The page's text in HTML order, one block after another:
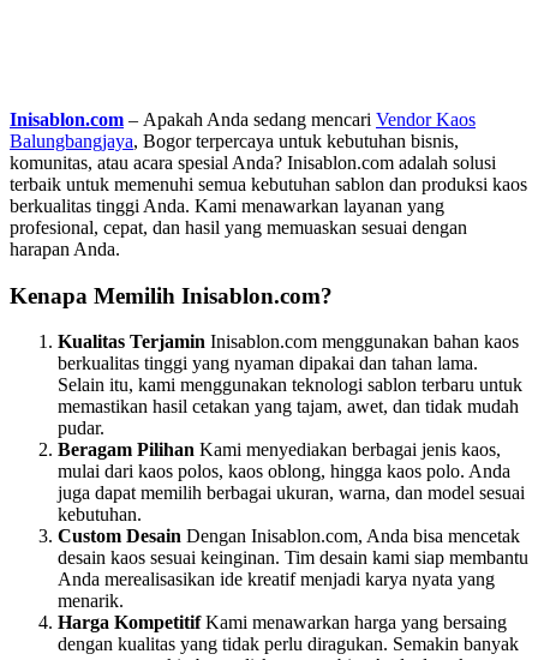
Inisablon.com – Apakah Anda sedang mencari Vendor Kaos
Balungbangjaya, Bogor terpercaya untuk kebutuhan bisnis,
komunitas, atau acara spesial Anda? Inisablon.com adalah solusi
terbaik untuk memenuhi semua kebutuhan sablon dan produksi kaos
berkualitas tinggi Anda. Kami menawarkan layanan yang
profesional, cepat, dan hasil yang memuaskan sesuai dengan
harapan Anda.
Kenapa Memilih Inisablon.com?
Kualitas Terjamin Inisablon.com menggunakan bahan kaos
berkualitas tinggi yang nyaman dipakai dan tahan lama.
Selain itu, kami menggunakan teknologi sablon terbaru untuk
memastikan hasil cetakan yang tajam, awet, dan tidak mudah
pudar.
Beragam Pilihan Kami menyediakan berbagai jenis kaos,
mulai dari kaos polos, kaos oblong, hingga kaos polo. Anda
juga dapat memilih berbagai ukuran, warna, dan model sesuai
kebutuhan.
Custom Desain Dengan Inisablon.com, Anda bisa mencetak
desain kaos sesuai keinginan. Tim desain kami siap membantu
Anda merealisasikan ide kreatif menjadi karya nyata yang
menarik.
Harga KompetitifKami menawarkan harga yang bersaing
dengan kualitas yang tidak perlu diragukan. Semakin banyak